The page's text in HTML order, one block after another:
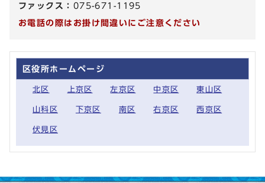
ファックス： 075-671-1195
お電話の際はお掛け間違いにご注意ください
区役所ホームページ
北区 上京区 左京区 中京区 東山区
山科区 下京区 南区 右京区 西京区
伏見区